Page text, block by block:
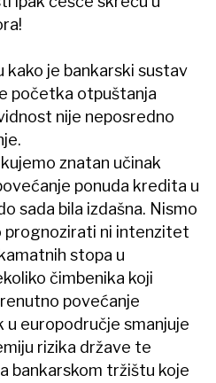
kako je bankarski sustav
početka otpuštanja
nije neposredno
znatan učinak
ponuda kredita u
sada bila izdašna. Nismo
prognozirati ni intenzitet
stopa u
čimbenika koji
povećanje
u europodručje smanjuje
rizika države te
bankarskom tržištu koje